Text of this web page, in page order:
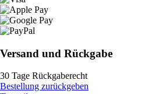
Versand und Rückgabe
30 Tage Rückgaberecht
Bestellung zurückgeben